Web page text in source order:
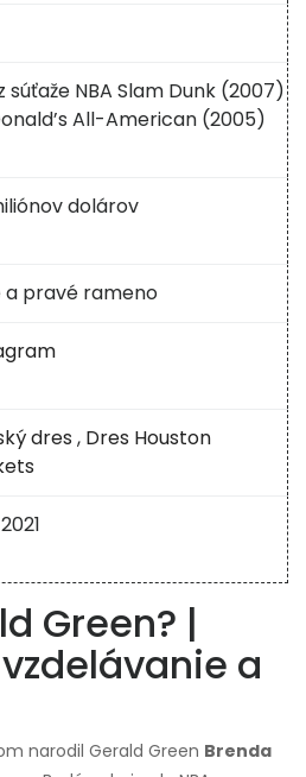
súťaže NBA Slam Dunk (2007)
All-American (2005)
dolárov
a pravé rameno
dres , Dres Houston
Green? |
a
narodil Gerald Green Brenda